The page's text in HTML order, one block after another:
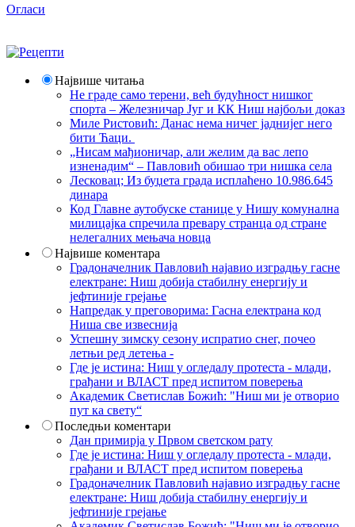
Огласи
Највише читања
Не граде само терени, већ будућност нишког
спорта – Железничар Југ и КК Ниш најбољи доказ
Миле Ристовић: Данас нема ничег јаднијег него
бити Ћаци.
„Нисам мађионичар, али желим да вас лепо
изненадим“ – Павловић обишао три нишка села
Лесковац; Из буџета града исплаћено 10.986.645
динара
Код Главне аутобуске станице у Нишу комунална
милицајка спречила превару странца од стране
нелегалних мењача новца
Највише коментара
Градоначелник Павловић најавио изградњу гасне
електране: Ниш добија стабилну енергију и
јефтиније грејање
Напредак у преговорима: Гасна електрана код
Ниша све извеснија
Успешну зимску сезону испратио снег, почео
летњи ред летења -
Где је истина: Ниш у огледалу протеста - млади,
грађани и ВЛАСТ пред испитом поверења
Академик Светислав Божић: "Ниш ми је отворио
пут ка свету“
Последњи коментари
Дан примирја у Првом светском рату
Где је истина: Ниш у огледалу протеста - млади,
грађани и ВЛАСТ пред испитом поверења
Градоначелник Павловић најавио изградњу гасне
електране: Ниш добија стабилну енергију и
јефтиније грејање